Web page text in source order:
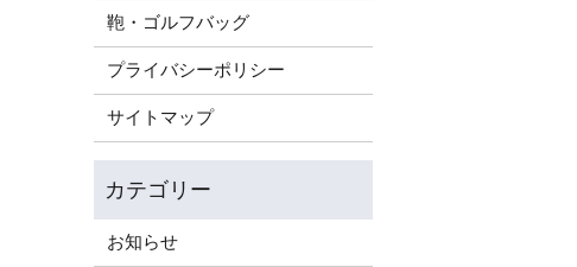
鞄・ゴルフバッグ
プライバシーポリシー
サイトマップ
お知らせ